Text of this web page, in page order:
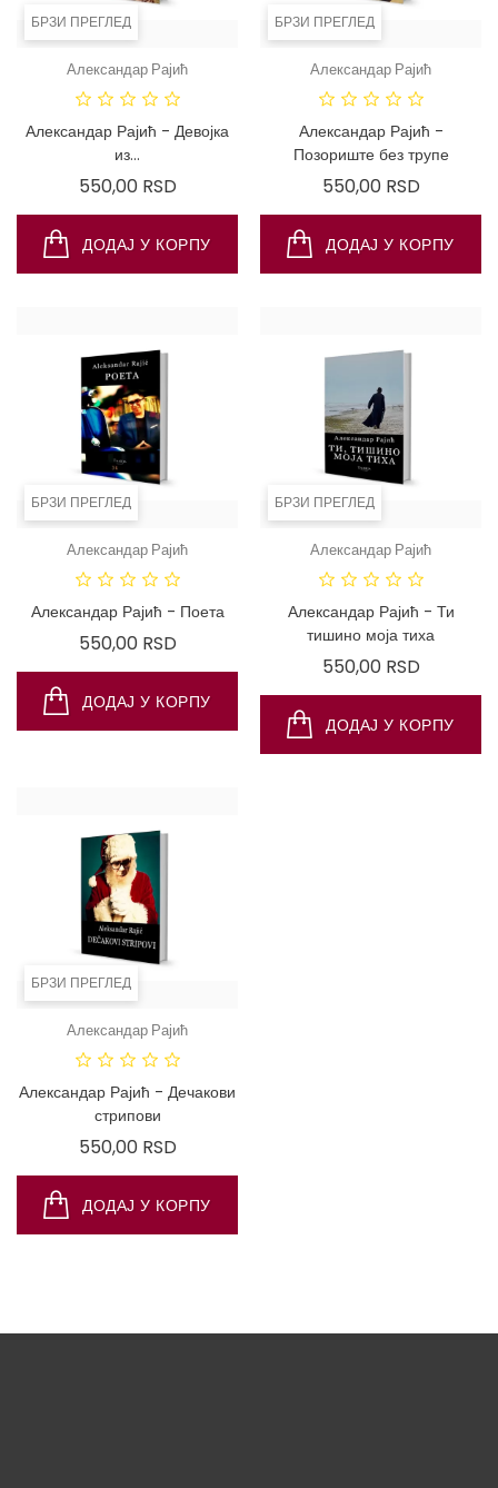
БРЗИ ПРЕГЛЕД
ИНТЕРНЕТА!
Александар Рајић
Александар Рајић - Девојка
из...
550,00 RSDЦена
ДОДАЈ У КОРПУ
БРЗИ ПРЕГЛЕД
Александар Рајић
Александар Рајић -
Позориште без трупе
550,00 RSDЦена
ДОДАЈ У КОРПУ
БРЗИ ПРЕГЛЕД
Александар Рајић
Александар Рајић - Поета
550,00 RSDЦена
ДОДАЈ У КОРПУ
БРЗИ ПРЕГЛЕД
Александар Рајић
Александар Рајић - Ти
тишино моја тиха
550,00 RSDЦена
ДОДАЈ У КОРПУ
БРЗИ ПРЕГЛЕД
Александар Рајић
Александар Рајић - Дечакови
стрипови
550,00 RSDЦена
ДОДАЈ У КОРПУ